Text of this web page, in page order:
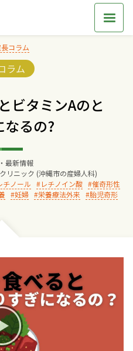
コラム
ラム
ビタミンAのと
なるの?
最新情報
リニック (沖縄市の産婦人科)
チノール レチノイン酸
催奇形性
妊婦 栄養療法外来 胎児奇形
セス
あいさつ
の経営理念
金
いて
つき支援